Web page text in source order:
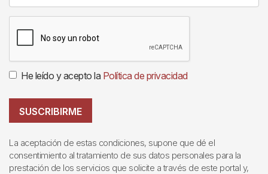
He leído y acepto la Política de privacidad
SUSCRIBIRME
La aceptación de estas condiciones, supone que dé el
consentimiento al tratamiento de sus datos personales para la
prestación de los servicios que solicite a través de este portal y,